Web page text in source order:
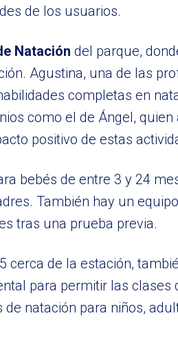
de los usuarios.
Natación del parque,
Agustina, una de las
completas en
como el de Ángel, quien
positivo de estas
bebés de entre 3 y 24
También hay un
tras una prueba previa.
cerca de la estación,
para permitir las clases
natación para niños,